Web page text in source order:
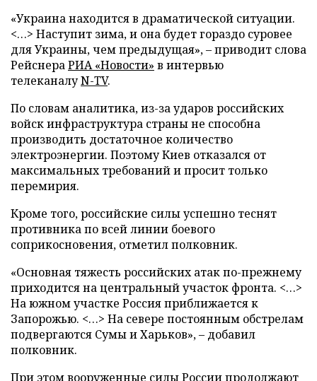
«Украина находится в драматической ситуации.
<…> Наступит зима, и она будет гораздо суровее
для Украины, чем предыдущая», – приводит слова
РейснераРИА «Новости» в интервью
телеканалуN-TV.
По словам аналитика, из-за ударов российских
войск инфраструктура страны не способна
производить достаточное количество
электроэнергии. Поэтому Киев отказался от
максимальных требований и просит только
перемирия.
Кроме того, российские силы успешно теснят
противника по всей линии боевого
соприкосновения, отметил полковник.
«Основная тяжесть российских атак по-прежнему
приходится на центральный участок фронта. <…>
На южном участке Россия приближается к
Запорожью. <…> На севере постоянным обстрелам
подвергаются Сумы и Харьков», – добавил
полковник.
При этом вооруженные силы России продолжают